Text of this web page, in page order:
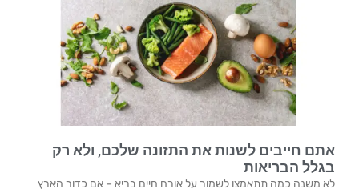
אתם חייבים לשנות את התזונה שלכם, ולא רק
בגלל הבריאות
לא משנה כמה תתאמצו לשמור על אורח חיים בריא – אם כדור הארץ